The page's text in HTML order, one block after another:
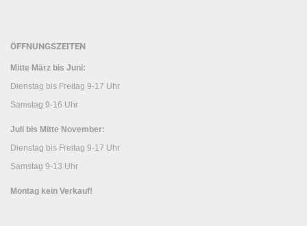
ÖFFNUNGSZEITEN
Mitte März bis Juni:
Dienstag bis Freitag 9-17 Uhr
Samstag 9-16 Uhr
Juli bis Mitte November:
Dienstag bis Freitag 9-17 Uhr
Samstag 9-13 Uhr
Montag kein Verkauf!